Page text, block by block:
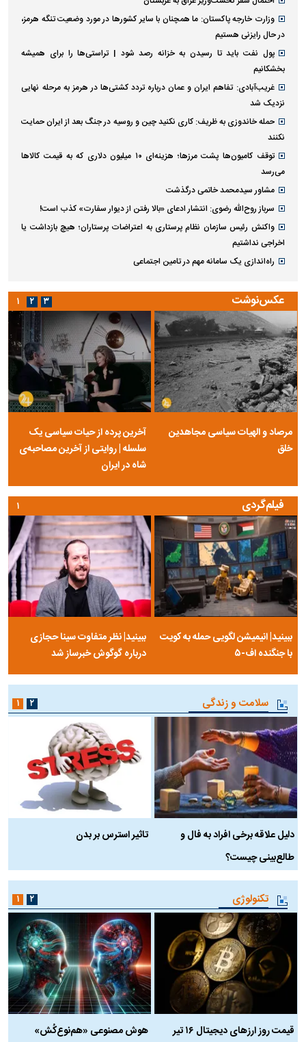
وزارت خارجه پاکستان: ما همچنان با سایر کشور‌ها در مورد وضعیت تنگه هرمز،
در حال رایزنی هستیم
پول نفت باید تا رسیدن به خزانه رصد شود | تراستی‌ها را برای همیشه
بخشکانیم
غریب‌آبادی: تفاهم ایران و عمان درباره تردد کشتی‌ها در هرمز به مرحله نهایی
نزدیک شد
حمله خاندوزی به ظریف: کاری نکنید چین و روسیه در جنگ بعد از ایران حمایت
نکنند
توقف کامیون‌ها پشت مرزها؛ هزینه‌ای ۱۰ میلیون دلاری که به قیمت کالاها
می‌رسد
مشاور سیدمحمد خاتمی درگذشت
سرباز روح‌الله رضوی: انتشار ادعای «بالا رفتن از دیوار سفارت» کذب است!
واکنش رئیس سازمان نظام پرستاری به اعتراضات پرستاران؛ هیچ بازداشت یا
اخراجی نداشتیم
راه‌اندازی یک سامانه مهم در تامین اجتماعی
عکس‌نوشت
مرصاد و الهیات سیاسی مجاهدین
خلق
آخرین پرده از حیات سیاسی یک
سلسله | روایتی از آخرین مصاحبه‌ی
شاه در ایران
۱ ۲ ۳
فیلم‌گردی
ببینید| انیمیشن لگویی حمله به کویت
با جنگنده اف-۵
ببینید| نظر متفاوت سینا حجازی
درباره گوگوش خبرساز شد
۱
سلامت و زندگی
دلیل علاقه برخی افراد به فال و
طالع‌بینی چیست؟
تاثیر استرس بر بدن
۱ ۲
تکنولوژی
قیمت روز ارز‌های دیجیتال ۱۶ تیر هوش مصنوعی «هم‌نوع‌کُش»
۱ ۲